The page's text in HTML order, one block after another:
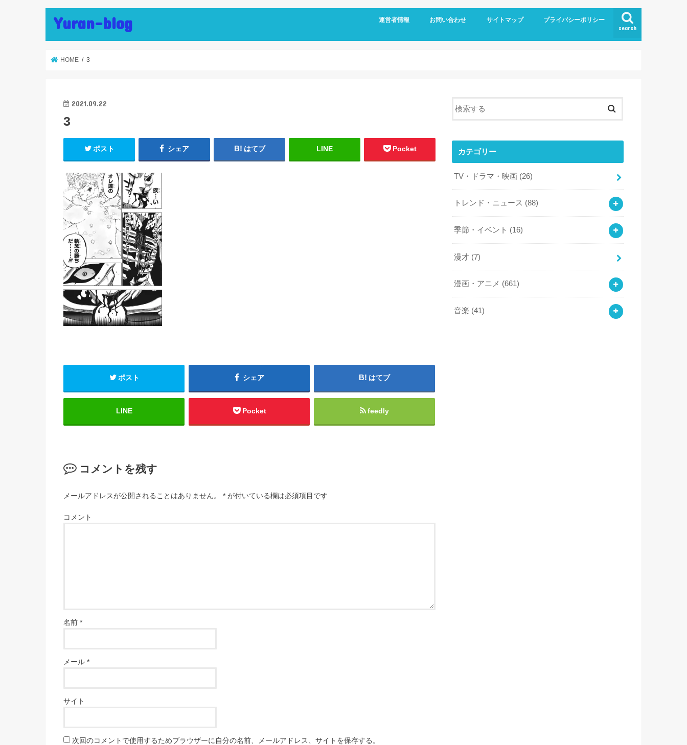
Yuran-blog search
運営者情報 お問い合わせ サイトマップ プライバシーポリシー
HOME 3
2021.09.22
3
ポスト シェア はてブ LINE Pocket
ポスト シェア はてブ
LINE Pocket feedly
コメントを残す
メールアドレスが公開されることはありません。 * が付いている欄は必須項目です
コメント
名前 *
メール *
サイト
次回のコメントで使用するためブラウザーに自分の名前、メールアドレス、サイトを保存する。
カテゴリー
TV・ドラマ・映画 (26)
トレンド・ニュース (88)
季節・イベント (16)
漫才 (7)
漫画・アニメ (661)
音楽 (41)